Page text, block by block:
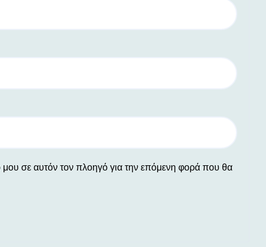
σε αυτόν τον πλοηγό για την επόμενη φορά που θα